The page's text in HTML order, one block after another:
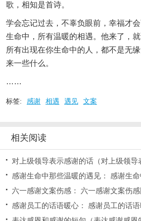
歌，相知是首诗。
学会忘记过去，不辜负眼前，幸福才
生命中，所有温暖的相遇。他来了，就
所有出现在你生命中的人，都不是无
来一些什么。
……
标签: 感谢 相遇 遇见 文案
相关阅读
对上级领导表示感谢的话（对上级领导
感谢生命中那些温暖的遇见： 感谢生命
六一感谢文案伤感： 六一感谢文案伤感
感谢员工的话语暖心： 感谢员工的话语